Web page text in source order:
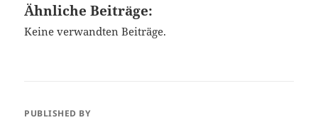
Ähnliche Beiträge:
Keine verwandten Beiträge.
PUBLISHED BY